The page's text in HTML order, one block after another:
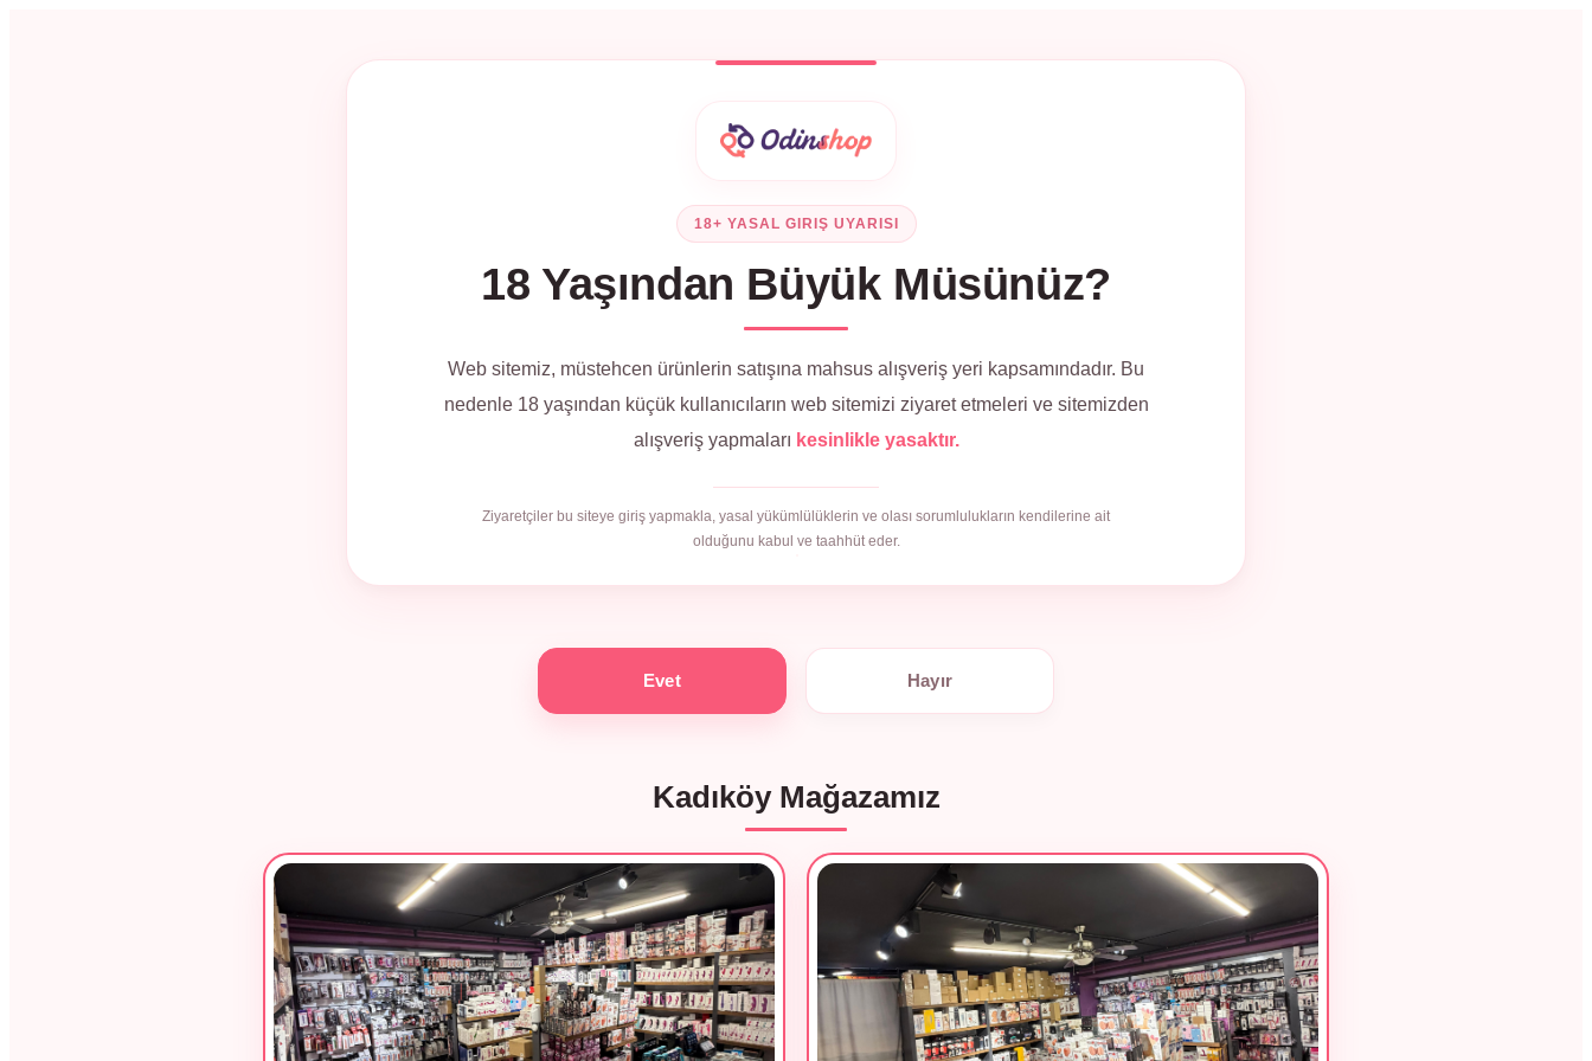
18+ YASAL GIRIŞ UYARISI
18 Yaşından Büyük Müsünüz?
Web sitemiz, müstehcen ürünlerin satışına mahsus alışveriş yeri kapsamındadır. Bu
nedenle 18 yaşından küçük kullanıcıların web sitemizi ziyaret etmeleri ve sitemizden
alışveriş yapmaları kesinlikle yasaktır.
Ziyaretçiler bu siteye giriş yapmakla, yasal yükümlülüklerin ve olası sorumlulukların kendilerine ait
olduğunu kabul ve taahhüt eder.
Kadıköy Mağazamız
Evet Hayır